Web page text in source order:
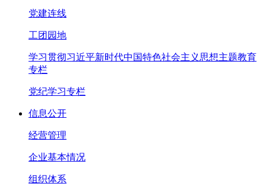
党建连线
工团园地
学习贯彻习近平新时代中国特色社会主义思想主题教育
专栏
党纪学习专栏
信息公开
经营管理
企业基本情况
组织体系